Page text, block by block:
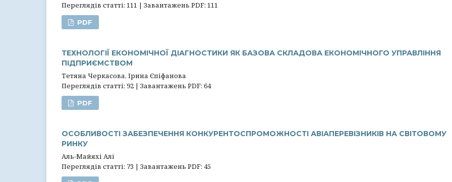
Переглядів статті: 111 | Завантажень PDF: 111
PDF
ТЕХНОЛОГІЇ ЕКОНОМІЧНОЇ ДІАГНОСТИКИ ЯК БАЗОВА СКЛАДОВА ЕКОНОМІЧНОГО УПРАВЛІННЯ
ПІДПРИЄМСТВОМ
Тетяна Черкасова, Ірина Єпіфанова
Переглядів статті: 92 | Завантажень PDF: 64
PDF
ОСОБЛИВОСТІ ЗАБЕЗПЕЧЕННЯ КОНКУРЕНТОСПРОМОЖНОСТІ АВІАПЕРЕВІЗНИКІВ НА СВІТОВОМУ
РИНКУ
Аль-Майяхі Алі
Переглядів статті: 73 | Завантажень PDF: 45